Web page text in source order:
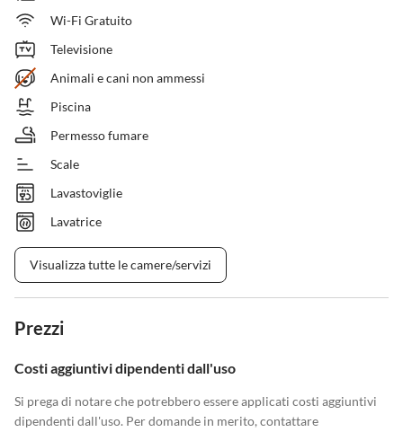
Wi-Fi Gratuito
Televisione
Animali e cani non ammessi
Piscina
Permesso fumare
Scale
Lavastoviglie
Lavatrice
Visualizza tutte le camere/servizi
Prezzi
Costi aggiuntivi dipendenti dall'uso
Si prega di notare che potrebbero essere applicati costi aggiuntivi
dipendenti dall'uso. Per domande in merito, contattare